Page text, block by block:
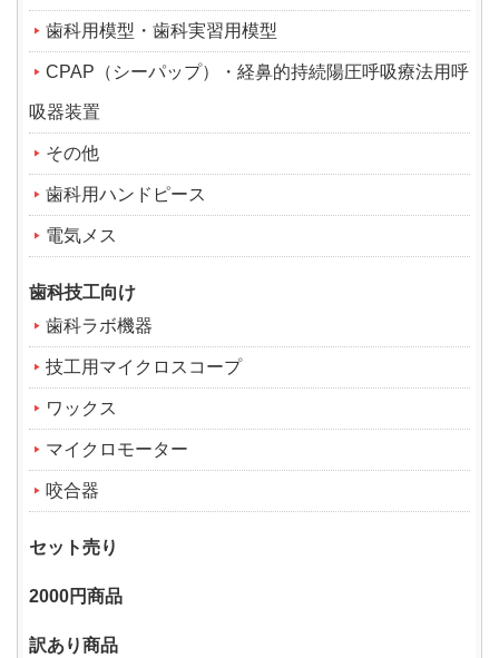
歯科用模型・歯科実習用模型
CPAP（シーパップ）・経鼻的持続陽圧呼吸療法用呼
吸器装置
その他
歯科用ハンドピース
電気メス
歯科技工向け
歯科ラボ機器
技工用マイクロスコープ
ワックス
マイクロモーター
咬合器
セット売り
2000円商品
訳あり商品